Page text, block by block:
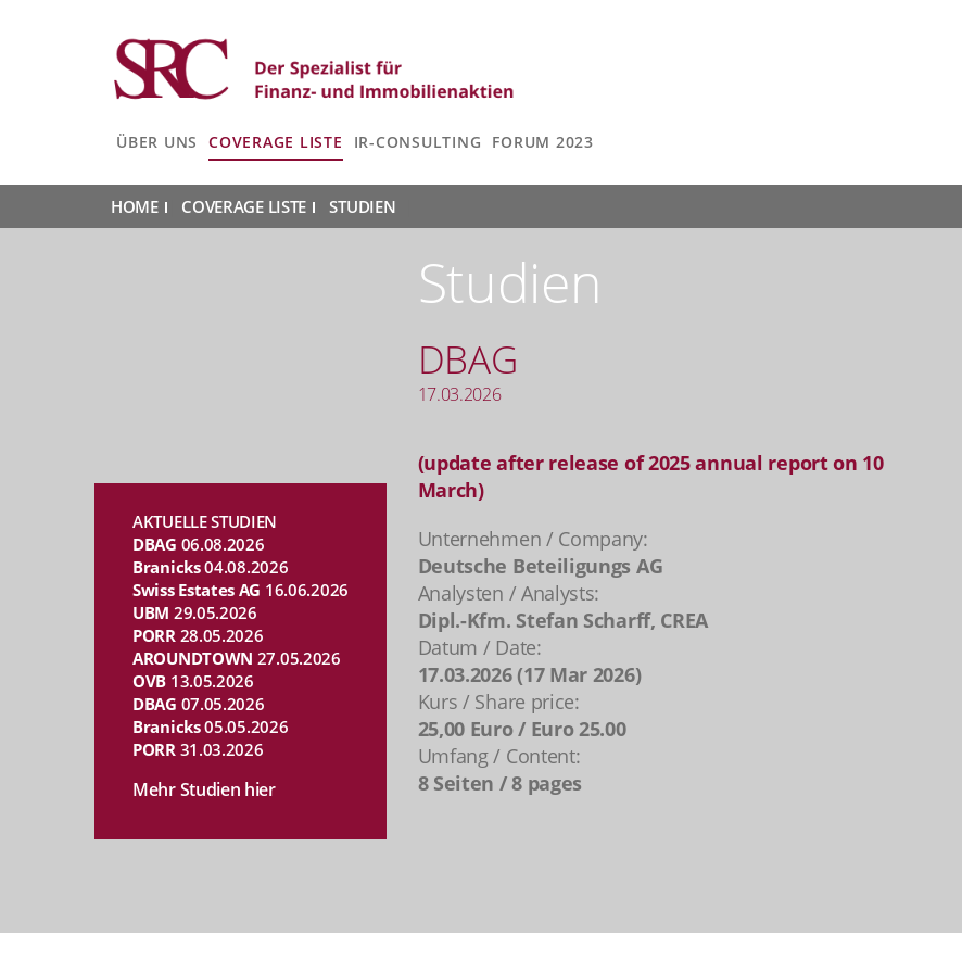
ÜBER UNS COVERAGE LISTE IR-CONSULTING FORUM 2023
HOME | COVERAGE LISTE | STUDIEN
Studien
AKTUELLE STUDIEN
DBAG 06.08.2026
Branicks04.08.2026
Swiss Estates AG 16.06.2026
UBM 29.05.2026
PORR 28.05.2026
AROUNDTOWN 27.05.2026
OVB 13.05.2026
DBAG 07.05.2026
Branicks05.05.2026
PORR 31.03.2026
Mehr Studien hier
DBAG
17.03.2026
(update after release of 2025 annual report on 10
March)
Unternehmen / Company:
Deutsche Beteiligungs AG
Analysten / Analysts:
Dipl.-Kfm. Stefan Scharff, CREA
Datum / Date:
17.03.2026 (17 Mar 2026)
Kurs / Share price:
25,00 Euro / Euro 25.00
Umfang / Content:
8 Seiten / 8 pages